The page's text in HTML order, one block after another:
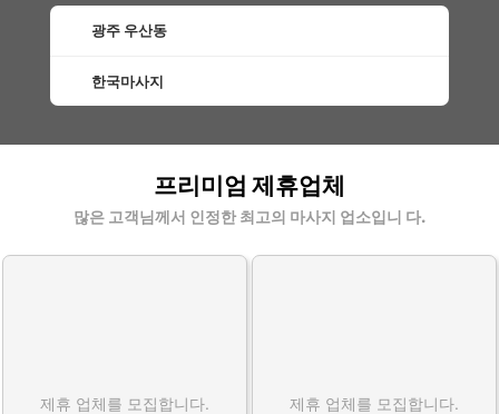
광주 우산동
한국마사지
프리미엄 제휴업체
많은 고객님께서 인정한 최고의 마사지 업소입니 다.
제휴 업체를 모집합니다. 제휴 업체를 모집합니다.